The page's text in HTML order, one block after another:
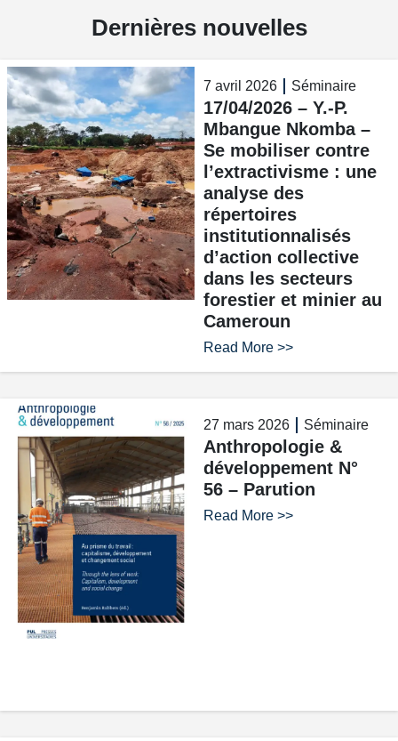
Dernières nouvelles
7 avril 2026 Séminaire
17/04/2026 – Y.-P.
Mbangue Nkomba –
Se mobiliser contre
l’extractivisme : une
analyse des
répertoires
institutionnalisés
d’action collective
dans les secteurs
forestier et minier au
Cameroun
Read More >>
27 mars 2026 Séminaire
Anthropologie &
développement N°
56 – Parution
Read More >>